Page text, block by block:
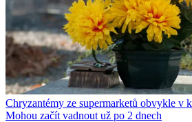
Chryzantémy ze supermarketů obvykle v
Mohou začít vadnout už po 2 dnech